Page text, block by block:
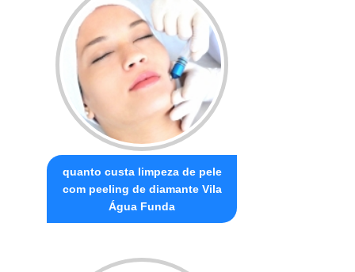
quanto custa limpeza de pele
com peeling de diamante Vila
Água Funda